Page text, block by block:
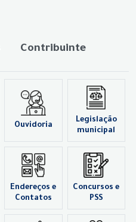
Contribuinte
Ouvidoria
Legislação
municipal
Endereços e
Contatos
Concursos e
PSS